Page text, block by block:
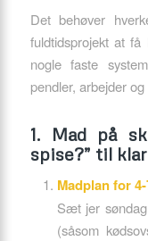
Det behøver
fuldtidsprojekt at
nogle faste
pendler, arbejder og
1. Mad på
spise?” til
Madplan for
Sæt jer
(såsom